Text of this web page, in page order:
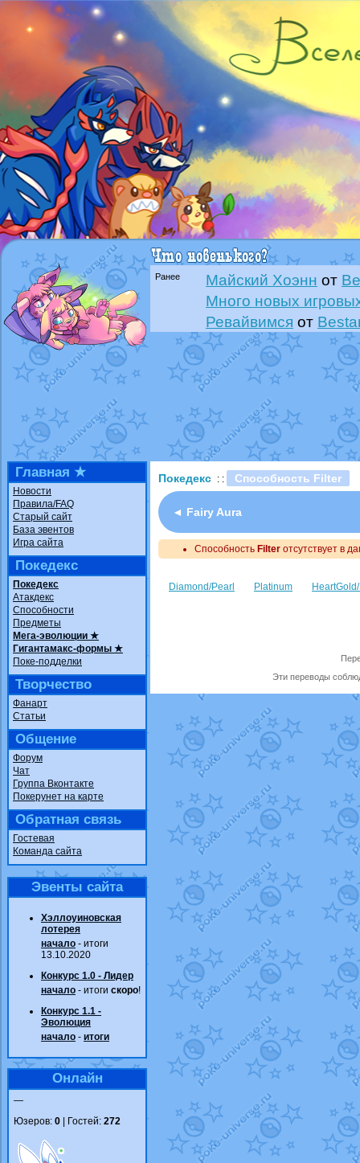
Ранее Майский Хоэнн от
Много новых
Ревайвимся от
Всё, трындец
Технические
доброе утро славяне
Йолда и Мимикью
от
Недовольный
The Dark Wishmaker
шадоу спиритомбот
траббишот
Raging Bolt
Shadow mismagius
художникотvicavica
Главная ★
Новости
Правила/FAQ
Старый сайт
База эвентов
Игра сайта
Покедекс
Покедекс
Атакдекс
Способности
Предметы
Мега-эволюции ★
Гигантамакс-формы ★
Поке-подделки
Творчество
Фанарт
Статьи
Общение
Форум
Чат
Группа Вконтакте
Покерунет на карте
Обратная связь
Гостевая
Команда сайта
Эвенты сайта
Хэллоуиновская
лотерея
начало - итоги
13.10.2020
Конкурс 1.0 - Лидер
начало - итоги скоро!
Конкурс 1.1 -
Эволюция
начало - итоги
Онлайн
—
Юзеров: 0 | Гостей: 272
Покедекс : : Способность Filter
◄ Fairy Aura
Способность Filter отсутствует в
Diamond/Pearl Platinum
Эти переводы